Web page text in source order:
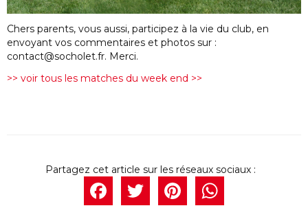
Chers parents, vous aussi, participez à la vie du club, en
envoyant vos commentaires et photos sur :
contact@socholet.fr. Merci.
>> voir tous les matches du week end >>
Facebook
Twitter